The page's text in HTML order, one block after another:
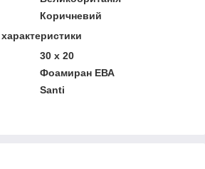
Коричневий
30 х 20
Фоамиран ЕВА
Santi